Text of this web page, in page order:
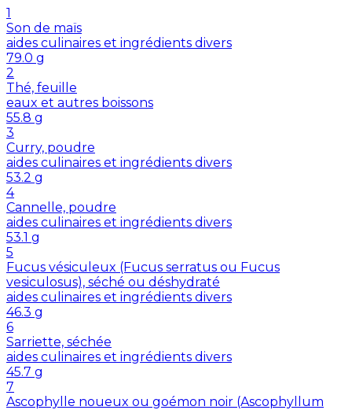
1
Son de maïs
aides culinaires et ingrédients divers
79.0 g
2
Thé, feuille
eaux et autres boissons
55.8 g
3
Curry, poudre
aides culinaires et ingrédients divers
53.2 g
4
Cannelle, poudre
aides culinaires et ingrédients divers
53.1 g
5
Fucus vésiculeux (Fucus serratus ou Fucus
vesiculosus), séché ou déshydraté
aides culinaires et ingrédients divers
46.3 g
6
Sarriette, séchée
aides culinaires et ingrédients divers
45.7 g
7
Ascophylle noueux ou goémon noir (Ascophyllum